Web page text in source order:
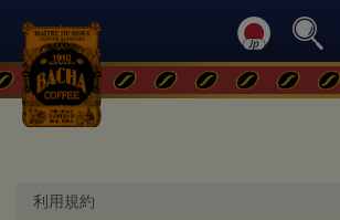
利用規約